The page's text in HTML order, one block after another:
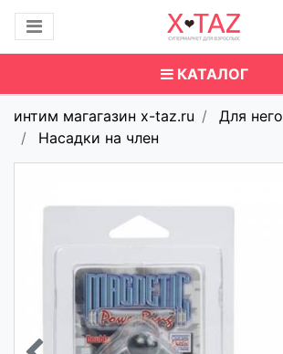
КАТАЛОГ
интим магагазин x-taz.ru
Для него
Насадки на член